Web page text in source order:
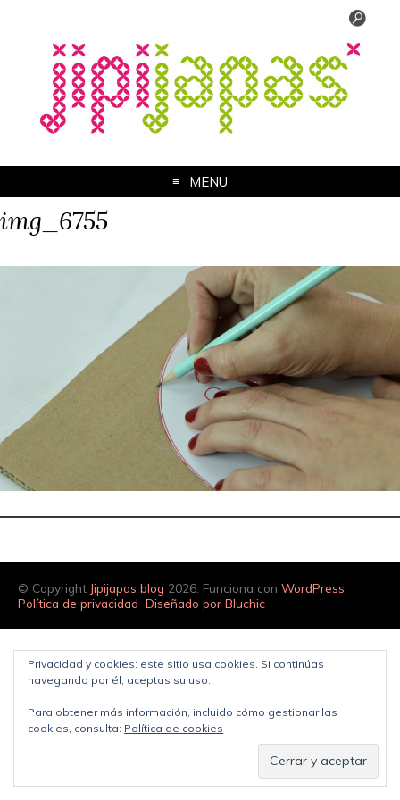
MENU
img_6755
© Copyright Jipijapas blog 2026. Funciona con WordPress
Política de privacidad Diseñado por Bluchic
Privacidad y cookies: este sitio usa cookies. Si continúas
navegando por él, aceptas su uso.
Para obtener más información, incluido cómo gestionar las
cookies, consulta: Política de cookies